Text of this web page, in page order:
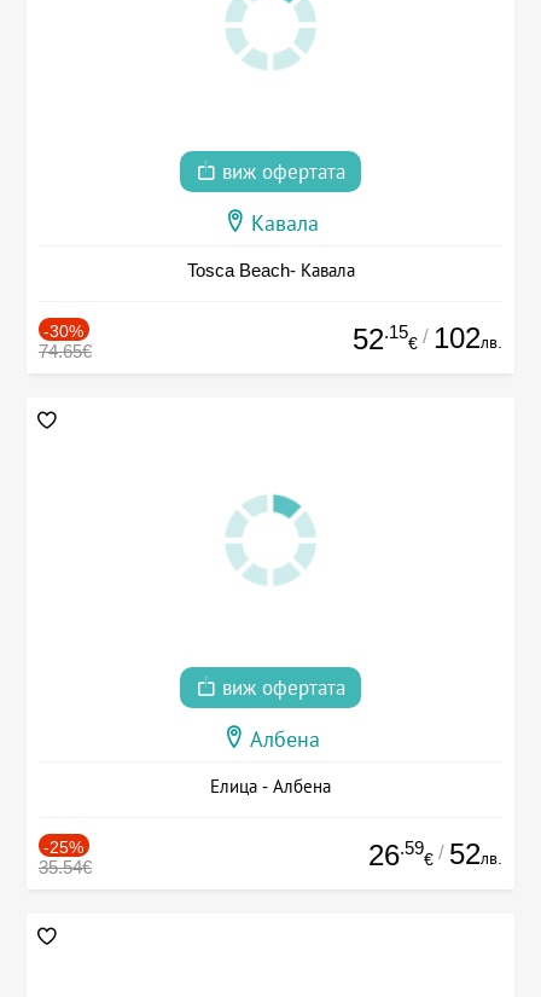
виж офертата
Кавала
Tosca Beach- Кавала
-30%
74.65€ 52.15
€ / 102лв.
виж офертата
Албена
Елица - Албена
-25%
35.54€ 26.59
€ / 52лв.